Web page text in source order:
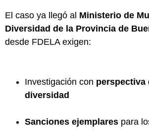
El caso ya llegó al Ministerio de
Diversidad de la Provincia de
desde FDELA exigen:
Investigación con perspectiva
diversidad
Sanciones ejemplares para